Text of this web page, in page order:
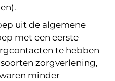
uit de algemene
met een eerste
te hebben
zorgverlening,
minder